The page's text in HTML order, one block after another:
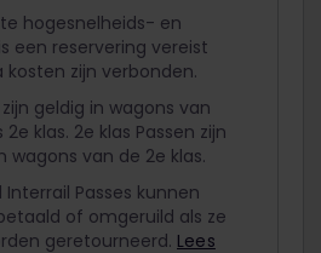
hogesnelheids- en
een reservering vereist
zijn verbonden.
zijn geldig in wagons van
2e klas. 2e klas Passen zijn
wagons van de 2e klas.
Passes kunnen
of omgeruild als ze
geretourneerd. Lees